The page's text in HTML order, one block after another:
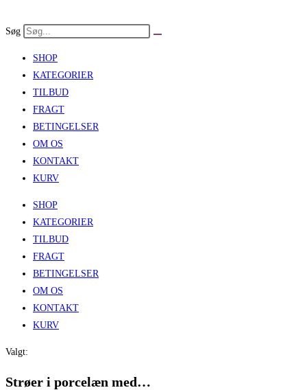
to
Søg
SHOP
KATEGORIER
TILBUD
FRAGT
BETINGELSER
OM OS
KONTAKT
KURV
SHOP
KATEGORIER
TILBUD
FRAGT
BETINGELSER
OM OS
KONTAKT
KURV
Valgt:
Strøer i porcelæn med…